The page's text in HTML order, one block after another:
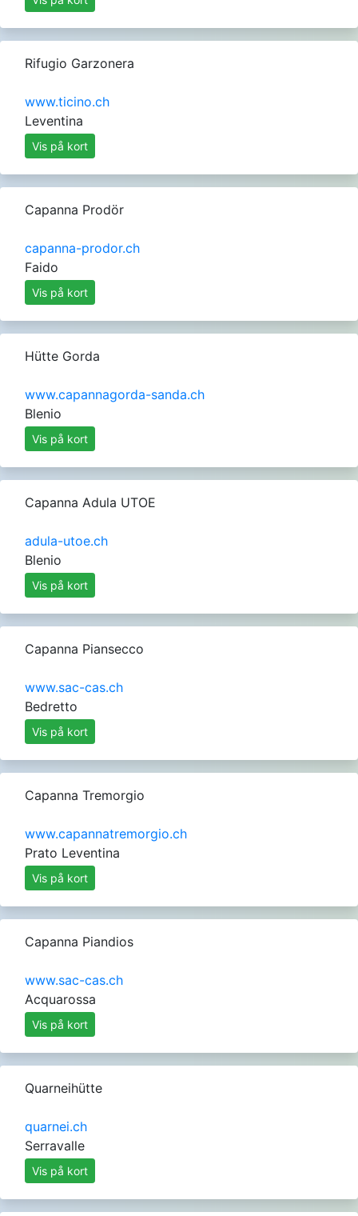
Rifugio Garzonera
www.ticino.ch
Leventina
Vis på kort
Capanna Prodör
capanna-prodor.ch
Faido
Vis på kort
Hütte Gorda
www.capannagorda-sanda.ch
Blenio
Vis på kort
Capanna Adula UTOE
adula-utoe.ch
Blenio
Vis på kort
Capanna Piansecco
www.sac-cas.ch
Bedretto
Vis på kort
Capanna Tremorgio
www.capannatremorgio.ch
Prato Leventina
Vis på kort
Capanna Piandios
www.sac-cas.ch
Acquarossa
Vis på kort
Quarneihütte
quarnei.ch
Serravalle
Vis på kort